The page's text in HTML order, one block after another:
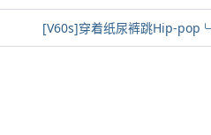
[V60s]穿着纸尿裤跳Hip-pop